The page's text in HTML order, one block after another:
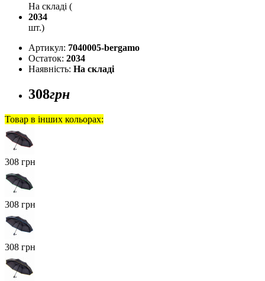
На складі (
2034
шт.)
Артикул: 7040005-bergamo
Остаток: 2034
Наявність: На складі
308грн
Товар в інших кольорах:
308 грн
308 грн
308 грн